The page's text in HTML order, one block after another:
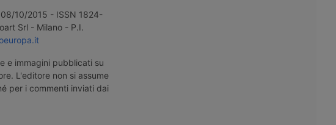
10/2015 - ISSN 1824-
Srl - Milano - P.I.
e immagini pubblicati su
L'editore non si assume
per i commenti inviati dai